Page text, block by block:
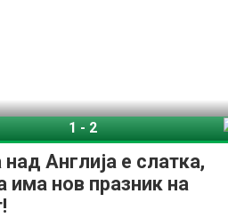
Англија е слатка,
има нов празник на
1-2